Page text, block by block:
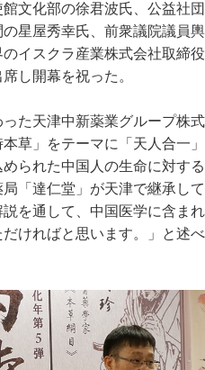
文化部の徐君波氏、公益社
星屋秀幸氏、前衆議院議員
イスクラ産業株式会社取締
し開幕を祝った。
た天津中新薬業グループ株
草」をテーマに「天人合一
られた中国人の生命に対す
「達仁堂」が天津で継承し
を通して、中国医学に含ま
ければと思います。」と述